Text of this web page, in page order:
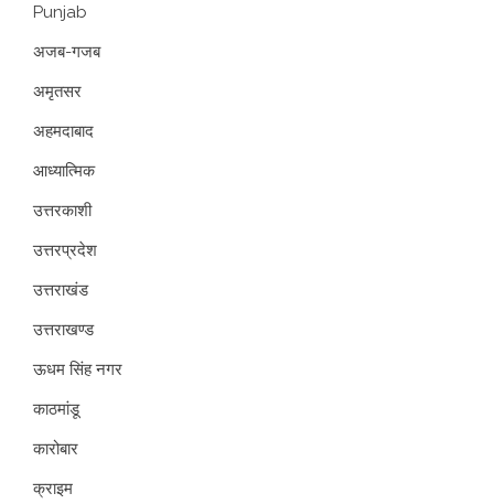
Punjab
अजब-गजब
अमृतसर
अहमदाबाद
आध्यात्मिक
उत्तरकाशी
उत्तरप्रदेश
उत्तराखंड
उत्तराखण्ड
ऊधम सिंह नगर
काठमांडू
कारोबार
क्राइम